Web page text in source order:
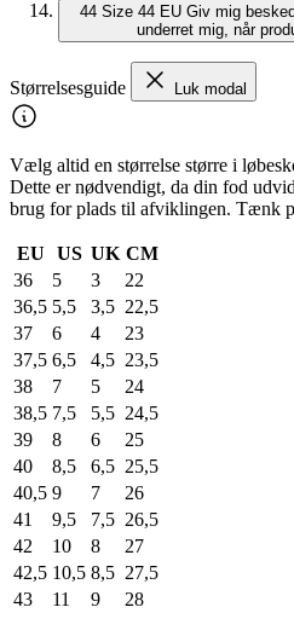
44 Size 44 EU Giv mig
underret mig, når
Størrelsesguide Luk modal
Vælg altid en størrelse større i
Dette er nødvendigt, da din fod
brug for plads til afviklingen. Tænk
EU US UK CM
36
5 3
22
36,5 5,5 3,5 22,5
37
6 4
23
37,5 6,5 4,5 23,5
38
7 5
24
38,5 7,5 5,5 24,5
39
8 6
25
40
8,5 6,5 25,5
40,5 9 7
26
41
9,5 7,5 26,5
42
10 8
27
42,5 10,5 8,5 27,5
43
11 9 28